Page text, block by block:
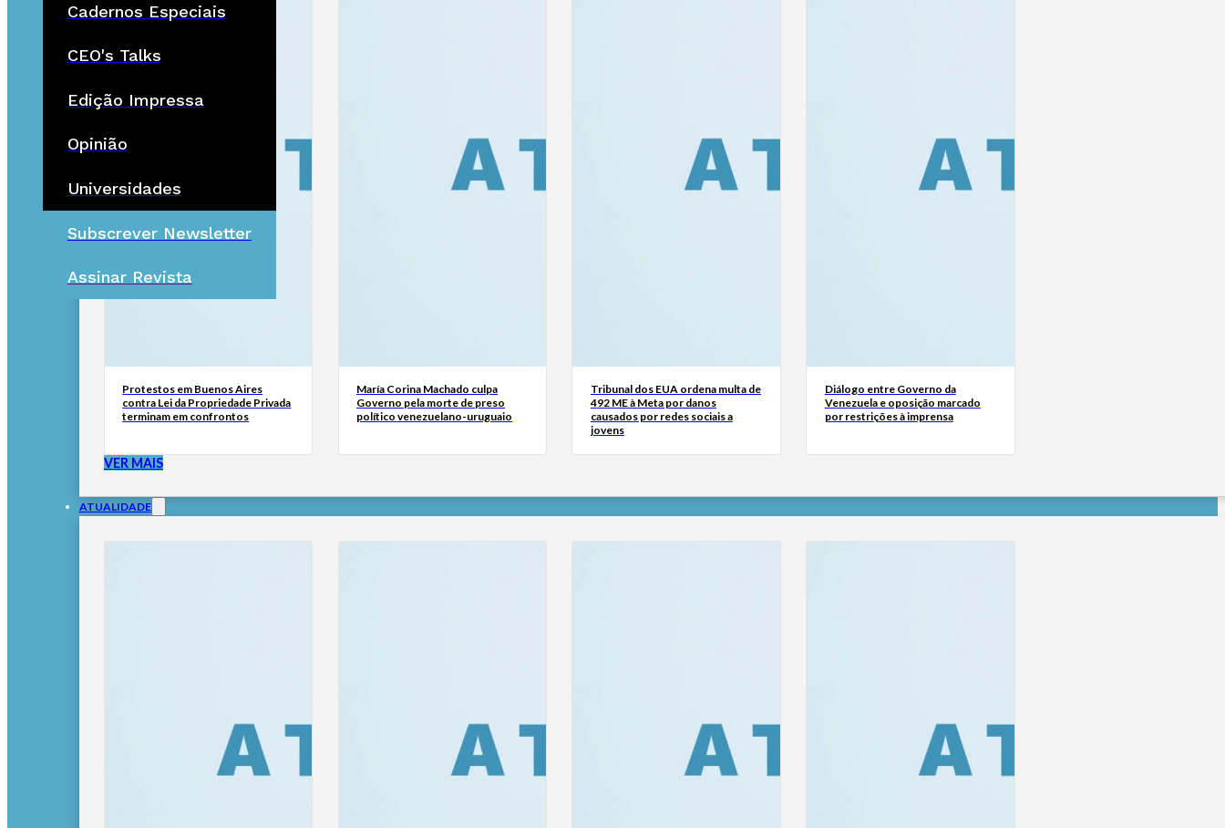
Cadernos Especiais
CEO's Talks
Edição Impressa
Opinião
Universidades
Subscrever Newsletter
Assinar Revista
Protestos em Buenos Aires
contra Lei da Propriedade Privada
terminam em confrontos
María Corina Machado culpa
Governo pela morte de preso
político venezuelano-uruguaio
Tribunal dos EUA ordena multa de
492 ME à Meta por danos
causados por redes sociais a
jovens
Diálogo entre Governo da
Venezuela e oposição marcado
por restrições à imprensa
VER MAIS
ATUALIDADE